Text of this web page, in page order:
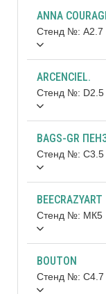
ANNA
Стенд №: A2.7
ARCENCIEL.
Стенд №: D2.5
BAGS-GR
Стенд №: C3.5
BEECRAZYART
Стенд №: МК5
BOUTON
Стенд №: C4.7